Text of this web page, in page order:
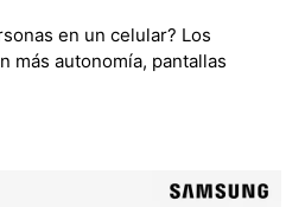
en un celular? Los
más autonomía, pantallas